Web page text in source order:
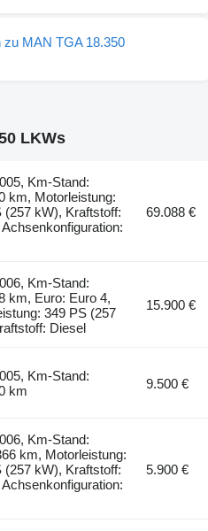
zu MAN TGA 18.350
LKWs
Km-Stand:
km, Motorleistung:
(257 kW), Kraftstoff:
69.088 €
Km-Stand:
km, Euro: Euro 4,
349 PS (257
Diesel
15.900 €
Km-Stand:
km
9.500 €
Km-Stand:
km, Motorleistung:
(257 kW), Kraftstoff:
5.900 €